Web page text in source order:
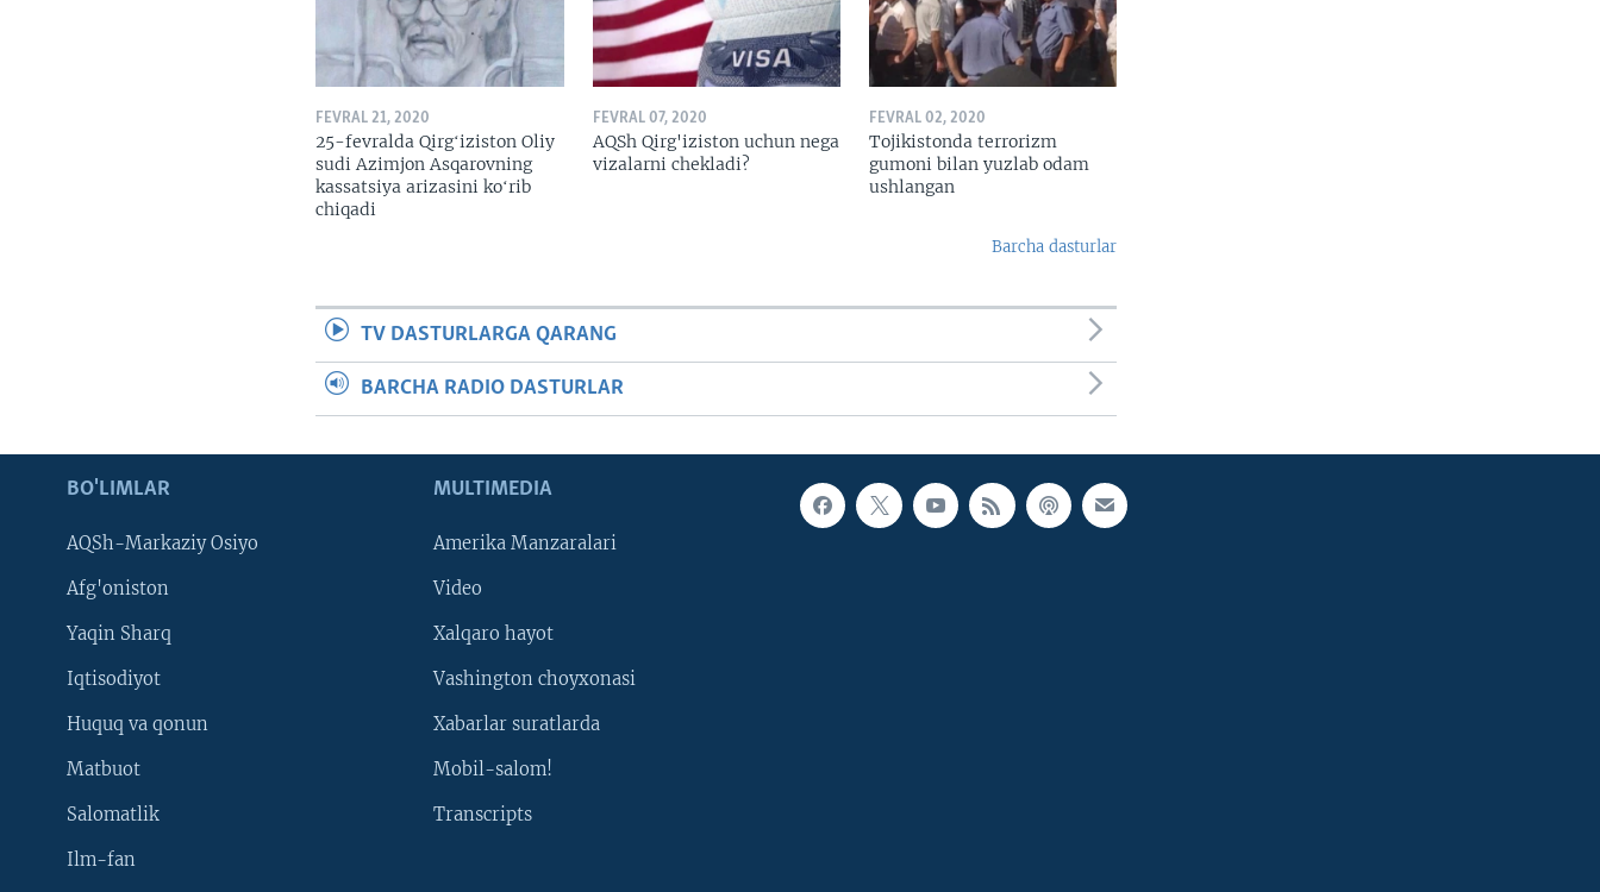
FEVRAL 21, 2020
25-fevralda Qirgʻiziston Oliy
sudi Azimjon Asqarovning
kassatsiya arizasini koʻrib
chiqadi
FEVRAL 07, 2020
AQSh Qirg'iziston uchun nega
vizalarni chekladi?
FEVRAL 02, 2020
Tojikistonda terrorizm
gumoni bilan yuzlab odam
ushlangan
Barcha dasturlar
TV DASTURLARGA QARANG
BARCHA RADIO DASTURLAR
BO'LIMLAR
AQSh-Markaziy Osiyo
Afg'oniston
Yaqin Sharq
Iqtisodiyot
Huquq va qonun
Matbuot
Salomatlik
Ilm-fan
MULTIMEDIA
Amerika Manzaralari
Video
Xalqaro hayot
Vashington choyxonasi
Xabarlar suratlarda
Mobil-salom!
Transcripts